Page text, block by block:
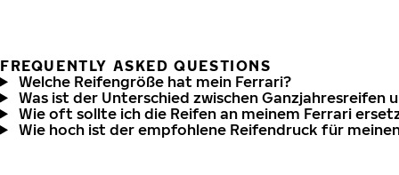
FREQUENTLY ASKED QUESTIONS
Welche Reifengröße hat mein Ferrari?
Was ist der Unterschied zwischen Ganzjahresreifen
Wie oft sollte ich die Reifen an meinem Ferrari
Wie hoch ist der empfohlene Reifendruck für